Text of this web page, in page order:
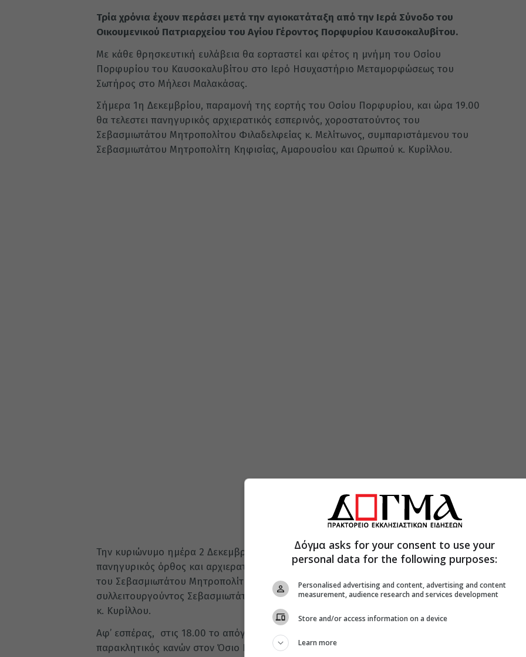
Τρία χρόνια έχουν περάσει μετά την αγιοκατάταξη από την Ιερά Σύνοδο του
Οικουμενικού Πατριαρχείου του Αγίου Γέροντος Πορφυρίου Καυσοκαλυβίτου.
Με κάθε θρησκευτική ευλάβεια θα εορταστεί και φέτος η μνήμη του Οσίου
Πορφυρίου του Καυσοκαλυβίτου στο Ιερό Ησυχαστήριο Μεταμορφώσεως του
Σωτήρος στο Μήλεσι Μαλακάσας.
Σήμερα 1η Δεκεμβρίου, παραμονή της εορτής του Οσίου Πορφυρίου, και ώρα 19.00
θα τελεστει πανηγυρικός αρχιερατικός εσπερινός, χοροστατούντος του
Σεβασμιωτάτου Μητροπολίτου Φιλαδελφείας κ. Μελίτωνος, συμπαριστάμενου του
Σεβασμιωτάτου Μητροπολίτη Κηφισίας, Αμαρουσίου και Ωρωπού κ. Κυρίλλου.
Την κυριώνυμο ημέρα 2 Δεκεμβρίου, ημέρα Παρασκευή θα τελεστεί στις 7.00 π.μ
πανηγυρικός όρθος και αρχιερατική θεία λειτουργία ιερουργούντος
του Σεβασμιωτάτου Μητροπολίτου Φιλαδελφείας κ. Μελίτωνος και
συλλειτουργούντος Σεβασμιωτάτου Μητροπολίτη Κηφισίας, Αμαρουσίου και Ωρωπού
κ. Κυρίλλου.
Αφ’ εσπέρας, στις 18.00 το απόγευμα θα τελεστεί μεθεόρτιος εσπερινός και θα ψαλεί
παρακλητικός κανών στον Όσιο Πορφύριο.
Δόγμα asks for your consent to use your
personal data for the following purposes:
Personalised advertising and content, advertising and content
measurement, audience research and services development
Store and/or access information on a device
Learn more